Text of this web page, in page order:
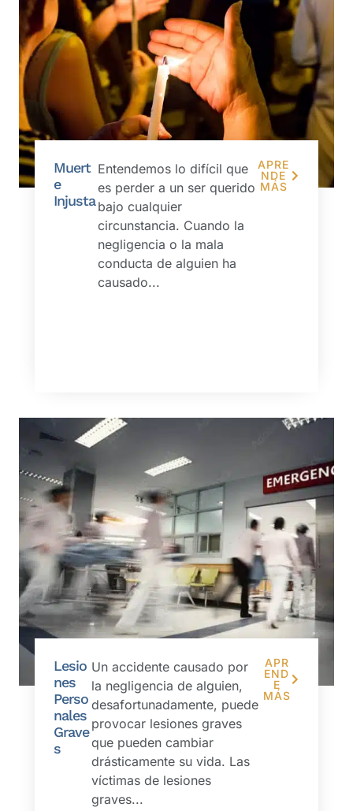
Muert
e
Injusta
Entendemos lo difícil que
es perder a un ser querido
bajo cualquier
circunstancia. Cuando la
negligencia o la mala
conducta de alguien ha
causado...
APRE
NDE
MÁS
Lesio
nes
Perso
nales
Grave
s
Un accidente causado por
la negligencia de alguien,
desafortunadamente, puede
provocar lesiones graves
que pueden cambiar
drásticamente su vida. Las
víctimas de lesiones
graves...
APR
END
E
MÁS